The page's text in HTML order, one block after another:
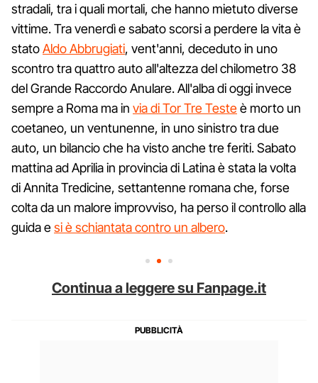
stradali, tra i quali mortali, che hanno mietuto diverse
vittime. Tra venerdì e sabato scorsi a perdere la vita è
statoAldo Abbrugiati, vent'anni, deceduto in uno
scontro tra quattro auto all'altezza del chilometro 38
del Grande Raccordo Anulare. All'alba di oggi invece
sempre a Roma ma in via di Tor Tre Testeè morto un
coetaneo, un ventunenne, in uno sinistro tra due
auto, un bilancio che ha visto anche tre feriti. Sabato
mattina ad Aprilia in provincia di Latina è stata la volta
di Annita Tredicine, settantenne romana che, forse
colta da un malore improvviso, ha perso il controllo alla
guida esi è schiantata contro un albero.
Continua a leggere su Fanpage.it